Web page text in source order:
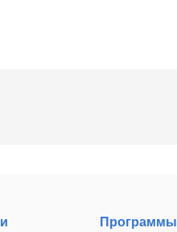
Программы